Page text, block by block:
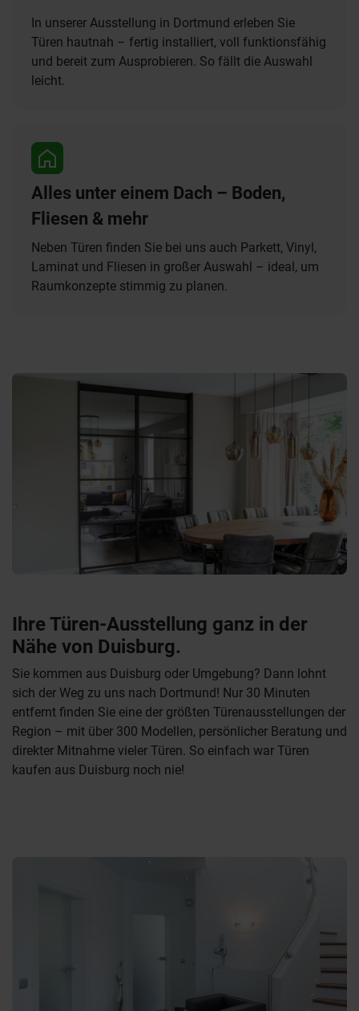
In unserer Ausstellung in Dortmund erleben Sie
Türen hautnah – fertig installiert, voll funktionsfähig
und bereit zum Ausprobieren. So fällt die Auswahl
leicht.
Alles unter einem Dach – Boden,
Fliesen & mehr
Neben Türen finden Sie bei uns auch Parkett, Vinyl,
Laminat und Fliesen in großer Auswahl – ideal, um
Raumkonzepte stimmig zu planen.
Ihre Türen-Ausstellung ganz in der
Nähe von Duisburg.
Sie kommen aus Duisburg oder Umgebung? Dann lohnt
sich der Weg zu uns nach Dortmund! Nur 30 Minuten
entfernt finden Sie eine der größten Türenausstellungen der
Region – mit über 300 Modellen, persönlicher Beratung und
direkter Mitnahme vieler Türen. So einfach war Türen
kaufen aus Duisburg noch nie!